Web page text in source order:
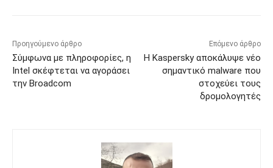
Προηγούμενο άρθρο
Σύμφωνα με πληροφορίες, η
Intel σκέφτεται να αγοράσει
την Broadcom
Επόμενο άρθρο
Η Kaspersky αποκάλυψε νέο
σημαντικό malware που
στοχεύει τους
δρομολογητές